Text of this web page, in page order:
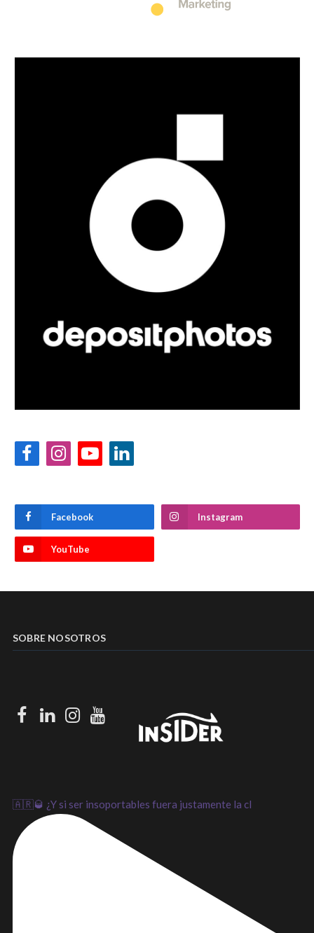
FacebookInstagramYouTubeLinkedIn
Facebook Instagram
YouTube
SOBRE NOSOTROS
Facebook
LinkedIn
Instagram
Youtube
🇦🇷🥃 ¿Y si ser insoportables fuera justamente la cl